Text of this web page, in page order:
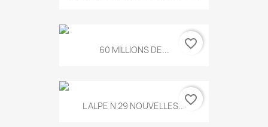
60 MILLIONS DE... favorite_border
L ALPE N 29 NOUVELLES...favorite_border